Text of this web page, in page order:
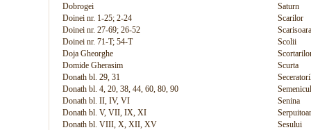
Dobrogei
Saturn
Doinei nr. 1-25; 2-24
Scarilor
Doinei nr. 27-69; 26-52
Scarisoara
Doinei nr. 71-T; 54-T
Scolii
Doja Gheorghe
Domide Gherasim
Scurta
Donath bl. 29, 31
Donath bl. 4, 20, 38, 44, 60, 80, 90
Donath bl. II, IV, VI
Senina
Donath bl. V, VII, IX, XI
Donath bl. VIII, X, XII, XV
Sesului